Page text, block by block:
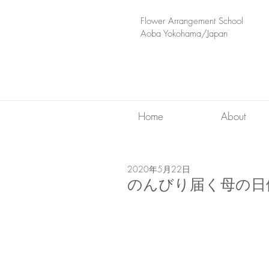
​Flower Arrangement School
Aoba Yokohama/Japan
Home About
のんびり届く母の
2020年5月22日